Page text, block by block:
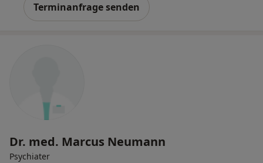
Terminanfrage senden
Dr. med. Marcus Neumann
Psychiater